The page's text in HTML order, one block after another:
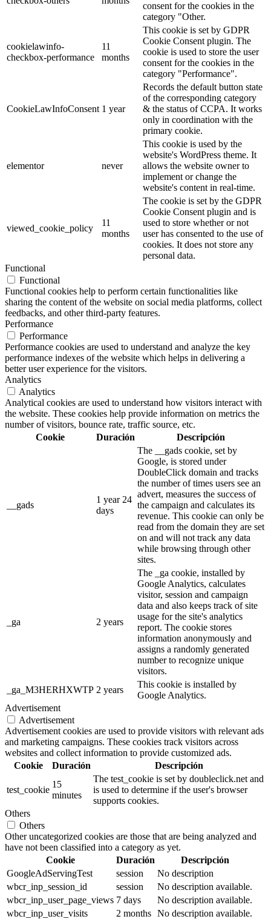
consent for the cookies in the
category "Other.
cookielawinfo-
checkbox-performance
11
months
This cookie is set by GDPR
Cookie Consent plugin. The
cookie is used to store the user
consent for the cookies in the
category "Performance".
CookieLawInfoConsent 1 year
Records the default button state
of the corresponding category
& the status of CCPA. It works
only in coordination with the
primary cookie.
elementor never
This cookie is used by the
website's WordPress theme. It
allows the website owner to
implement or change the
website's content in real-time.
viewed_cookie_policy
11
months
The cookie is set by the GDPR
Cookie Consent plugin and is
used to store whether or not
user has consented to the use of
cookies. It does not store any
personal data.
Functional
Functional
Functional cookies help to perform certain functionalities like
sharing the content of the website on social media platforms, collect
feedbacks, and other third-party features.
Performance
Performance
Performance cookies are used to understand and analyze the key
performance indexes of the website which helps in delivering a
better user experience for the visitors.
Analytics
Analytics
Analytical cookies are used to understand how visitors interact with
the website. These cookies help provide information on metrics the
number of visitors, bounce rate, traffic source, etc.
Cookie
Duración Descripción
__gads
1 year 24
days
The __gads cookie, set by
Google, is stored under
DoubleClick domain and tracks
the number of times users see an
advert, measures the success of
the campaign and calculates its
revenue. This cookie can only be
read from the domain they are set
on and will not track any data
while browsing through other
sites.
_ga 2 years
The _ga cookie, installed by
Google Analytics, calculates
visitor, session and campaign
data and also keeps track of site
usage for the site's analytics
report. The cookie stores
information anonymously and
assigns a randomly generated
number to recognize unique
visitors.
_ga_M3HERHXWTP 2 years
This cookie is installed by
Google Analytics.
Advertisement
Advertisement
Advertisement cookies are used to provide visitors with relevant ads
and marketing campaigns. These cookies track visitors across
websites and collect information to provide customized ads.
Cookie
Duración Descripción
test_cookie
15
minutes
The test_cookie is set by doubleclick.net and
is used to determine if the user's browser
supports cookies.
Others
Others
Other uncategorized cookies are those that are being analyzed and
have not been classified into a category as yet.
Cookie
Duración
Descripción
GoogleAdServingTest
session
No description
wbcr_inp_session_id
session
No description available.
wbcr_inp_user_page_views 7 days
No description available.
wbcr_inp_user_visits
2 months No description available.